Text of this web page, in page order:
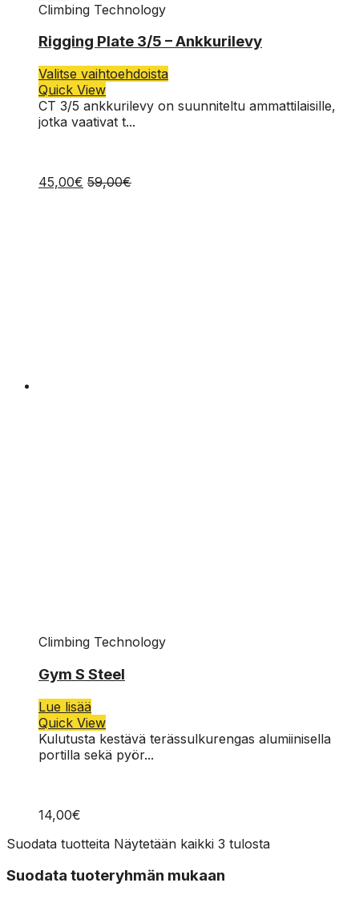
Climbing Technology
Rigging Plate 3/5 – Ankkurilevy
Valitse vaihtoehdoistaTällä
on
Quick View
CT 3/5 ankkurilevy on suunniteltu ammattilaisille,
jotka vaativat t...
45,00€ 59,00€
Climbing Technology
Gym S Steel
Lue lisää
Quick View
Kulutusta kestävä terässulkurengas alumiinisella
portilla sekä pyör...
14,00€
Suodata tuotteita Näytetään kaikki 3 tulosta
Suodata tuoteryhmän mukaan